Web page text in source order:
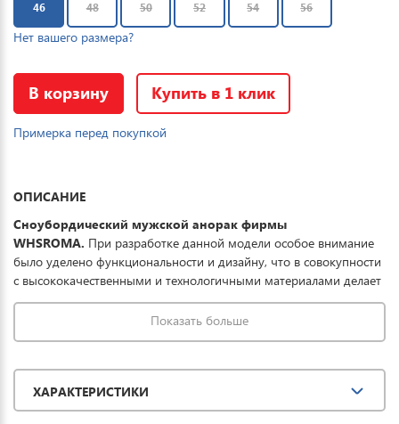
46 48 50 52 54 56
Нет вашего размера?
В корзину Купить в 1 клик
Примерка перед покупкой
ОПИСАНИЕ
Сноубордический мужской анорак фирмы
WHSROMA. При разработке данной модели особое внимание
было уделено функциональности и дизайну, что в совокупности
с высококачественными и технологичными материалами делает
данный анорак отличным выбором для комфортного отдыха в
горах и на прогулке. Ткань обработана водоотталкивающей
пропиткой снаружи и антибактериальной
превосходную защиту при мокром снеге или ледяном дожде и
оперативно отводит влагу от тела наружу, сохраняя тепло и
комфорт. Купить сноубордический анорак мужской WHSROMA
Показать больше
ХАРАКТЕРИСТИКИ